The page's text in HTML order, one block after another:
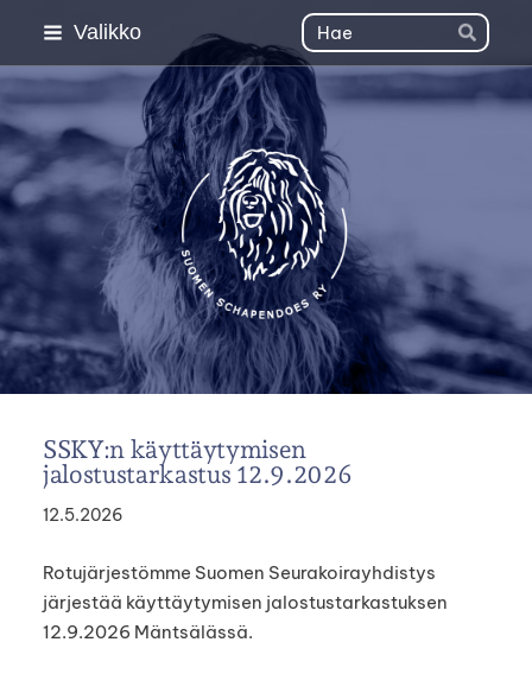
Siirry
sisältöön
Valikko Haku
Hae
Suomen Schapendoes
SSKY:n käyttäytymisen
jalostustarkastus 12.9.2026
12.5.2026
Rotujärjestömme Suomen Seurakoirayhdistys
järjestää käyttäytymisen jalostustarkastuksen
12.9.2026 Mäntsälässä.